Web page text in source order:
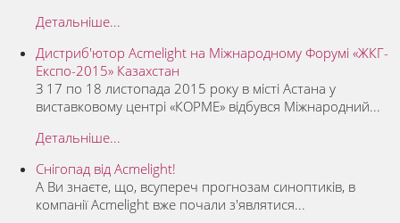
Детальніше...
Дистриб'ютор Acmelight на Міжнародному Форумі «ЖКГ-
Експо-2015» Казахстан
З 17 по 18 листопада 2015 року в місті Астана у
виставковому центрі «КОРМЕ» відбувся Міжнародний...
Детальніше...
Снігопад від Acmelight!
А Ви знаєте, що, всупереч прогнозам синоптиків, в
компанії Acmelight вже почали з'являтися...